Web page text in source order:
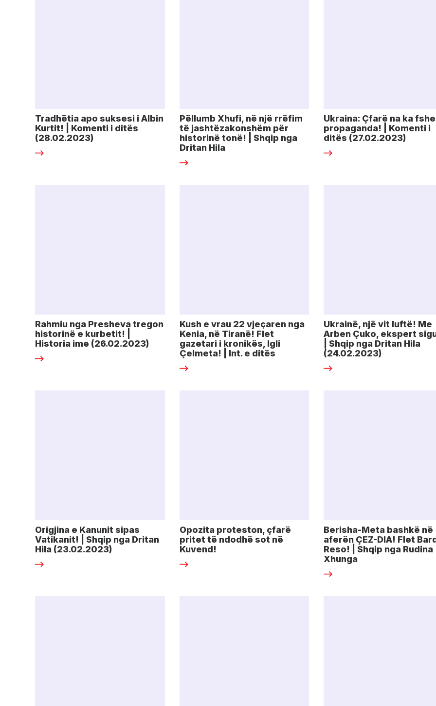
Tradhëtia apo suksesi i Albin
Kurtit! | Komenti i ditës
(28.02.2023)
Pëllumb Xhufi, në një rrëfim
të jashtëzakonshëm për
historinë tonë! | Shqip nga
Dritan Hila
Ukraina: Çfarë na ka
propaganda! | Komenti i
ditës (27.02.2023)
Rahmiu nga Presheva tregon
historinë e kurbetit! |
Historia ime (26.02.2023)
Kush e vrau 22 vjeçaren nga
Kenia, në Tiranë! Flet
gazetari i kronikës, Igli
Çelmeta! | Int. e ditës
Ukrainë, një vit luftë! Me
Arben Çuko, ekspert
| Shqip nga Dritan Hila
(24.02.2023)
Origjina e Kanunit sipas
Vatikanit! | Shqip nga Dritan
Hila (23.02.2023)
Opozita proteston, çfarë
pritet të ndodhë sot në
Kuvend!
Berisha-Meta bashkë në
aferën ÇEZ-DIA! Flet
Reso! | Shqip nga Rudina
Xhunga